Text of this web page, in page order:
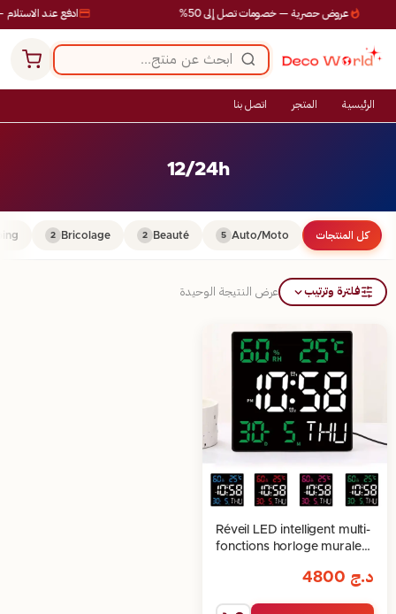
ادفع عند الاستلام عروض حصرية — خصومات تصل إلى 50%
الرئيسية المتجر اتصل بنا
12/24h
كل المنتجات Auto/Moto
5
Beauté
2
Bricolage
2
فلترة وترتيب عرض النتيجة الوحيدة
Réveil LED intelligent multi-
fonctions horloge murale
د.ج